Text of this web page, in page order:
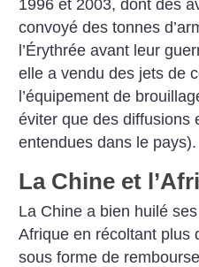
1996 et 2003, dont des
convoyé des tonnes
l’Érythrée avant leur
elle a vendu des jets de
l’équipement de
éviter que des diffusions
entendues dans le pays).
La Chine et
La Chine a bien huilé
Afrique en récoltant plus
sous forme de